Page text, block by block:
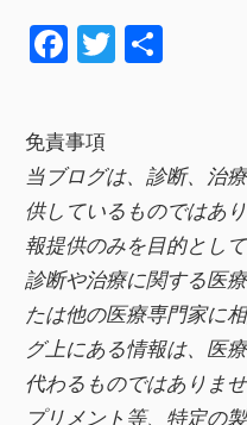
F
e
b
o
o
k
T
er
免責事項
当ブログは、診断、治
供しているものではあ
報提供のみを目的とし
診断や治療に関する医
たは他の医療専門家に
グ上にある情報は、医
代わるものではありま
プリメント等、特定の